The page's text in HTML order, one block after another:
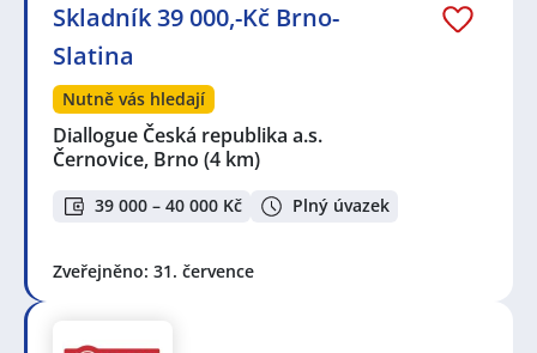
Skladník 39 000,-Kč Brno-
Slatina
Nutně vás hledají
Diallogue Česká republika a.s.
Černovice, Brno (4 km)
39 000 – 40 000 Kč Plný úvazek
Zveřejněno: 31. července